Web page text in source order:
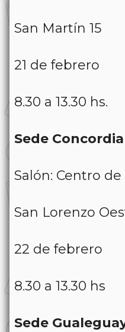
San Martín 15
21 de febrero
8.30 a 13.30 hs.
Sede Concordia
Salón: Centro
San Lorenzo
22 de febrero
8.30 a 13.30 hs
Sede